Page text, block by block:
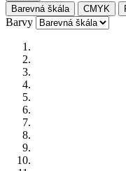
Barevná škála
CMYK
Barvy